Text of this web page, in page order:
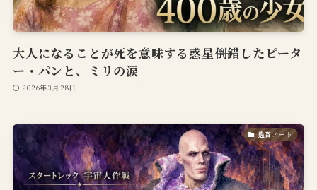
大人になることが死を意味する惑星――倒錯したピータ
ー・パンと、ミリの涙
2026年3月28日
鑑賞ノート